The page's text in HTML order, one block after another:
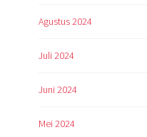
Agustus 2024
Juli 2024
Juni 2024
Mei 2024